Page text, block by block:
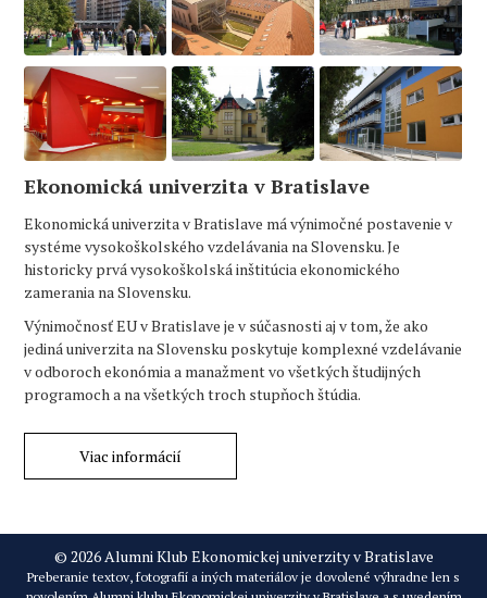
Ekonomická univerzita v Bratislave
Ekonomická univerzita v Bratislave má výnimočné postavenie v
systéme vysokoškolského vzdelávania na Slovensku. Je
historicky prvá vysokoškolská inštitúcia ekonomického
zamerania na Slovensku.
Výnimočnosť EU v Bratislave je v súčasnosti aj v tom, že ako
jediná univerzita na Slovensku poskytuje komplexné vzdelávanie
v odboroch ekonómia a manažment vo všetkých študijných
programoch a na všetkých troch stupňoch štúdia.
Viac informácií
© 2026 Alumni Klub Ekonomickej univerzity v Bratislave
Preberanie textov, fotografií a iných materiálov je dovolené výhradne len s